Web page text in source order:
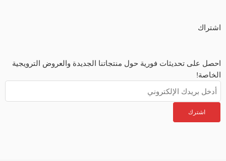
اشتراك
احصل على تحديثات فورية حول منتجاتنا الجديدة والعروض الترويجية
الخاصة!